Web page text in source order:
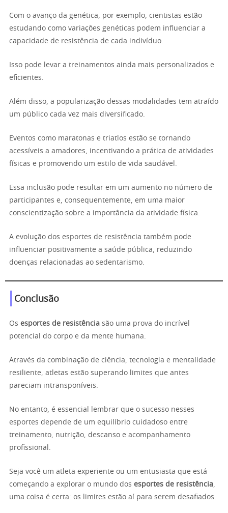
Com o avanço da genética, por exemplo, cientistas estão
estudando como variações genéticas podem influenciar a
capacidade de resistência de cada indivíduo.
Isso pode levar a treinamentos ainda mais personalizados e
eficientes.
Além disso, a popularização dessas modalidades tem atraído
um público cada vez mais diversificado.
Eventos como maratonas e triatlos estão se tornando
acessíveis a amadores, incentivando a prática de atividades
físicas e promovendo um estilo de vida saudável.
Essa inclusão pode resultar em um aumento no número de
participantes e, consequentemente, em uma maior
conscientização sobre a importância da atividade física.
A evolução dos esportes de resistência também pode
influenciar positivamente a saúde pública, reduzindo
doenças relacionadas ao sedentarismo.
Conclusão
Os esportes de resistência são uma prova do incrível
potencial do corpo e da mente humana.
Através da combinação de ciência, tecnologia e mentalidade
resiliente, atletas estão superando limites que antes
pareciam intransponíveis.
No entanto, é essencial lembrar que o sucesso nesses
esportes depende de um equilíbrio cuidadoso entre
treinamento, nutrição, descanso e acompanhamento
profissional.
Seja você um atleta experiente ou um entusiasta que está
começando a explorar o mundo dos esportes de resistência,
uma coisa é certa: os limites estão aí para serem desafiados.